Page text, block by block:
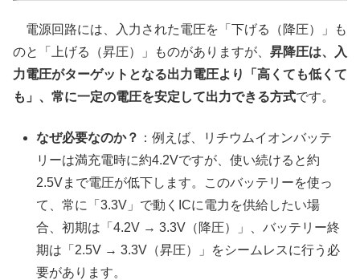
電源回路には、入力された電圧を「下げる（降圧）」も
のと「上げる（昇圧）」ものがありますが、 昇降圧は、入
力電圧がターゲットとなる出力電圧より「高くても低くて
も」、常に一定の電圧を安定して出力できる方式です。
なぜ必要なのか？ ：例えば、リチウムイオンバッテ
リーは満充電時に約4.2Vですが、使い続けると約
2.5Vまで電圧が低下します。このバッテリーを使っ
て、常に「3.3V」で動くICに電力を供給したい場
合、初期は「4.2V → 3.3V（降圧）」、バッテリー終
期は「2.5V → 3.3V（昇圧）」をシームレスに行う必
要があります。